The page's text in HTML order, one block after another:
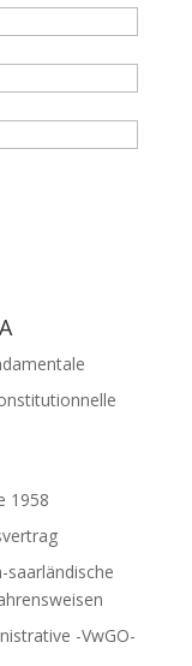
1958
saarländische
-VwGO-